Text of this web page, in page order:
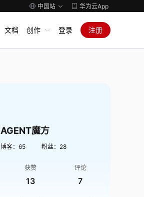
中国站 华为云App
文档 创作 登录 注册
AGENT魔方
博客： 65 粉丝： 28
获赞
13
评论
7